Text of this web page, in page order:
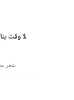
لا وقت
شعر